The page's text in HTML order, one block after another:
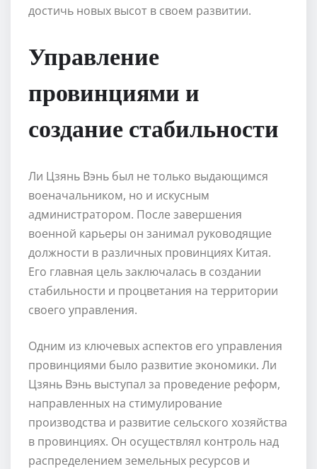
достичь новых высот в своем развитии.
Управление
провинциями и
создание стабильности
Ли Цзянь Вэнь был не только выдающимся
военачальником, но и искусным
администратором. После завершения
военной карьеры он занимал руководящие
должности в различных провинциях Китая.
Его главная цель заключалась в создании
стабильности и процветания на территории
своего управления.
Одним из ключевых аспектов его управления
провинциями было развитие экономики. Ли
Цзянь Вэнь выступал за проведение реформ,
направленных на стимулирование
производства и развитие сельского хозяйства
в провинциях. Он осуществлял контроль над
распределением земельных ресурсов и